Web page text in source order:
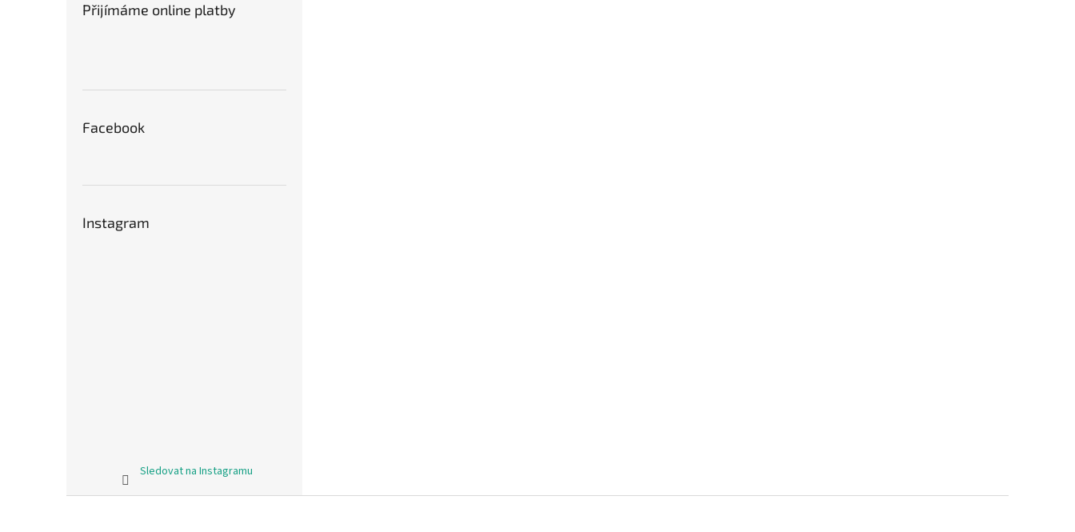
Přijímáme online platby
Facebook
Instagram
Sledovat na Instagramu